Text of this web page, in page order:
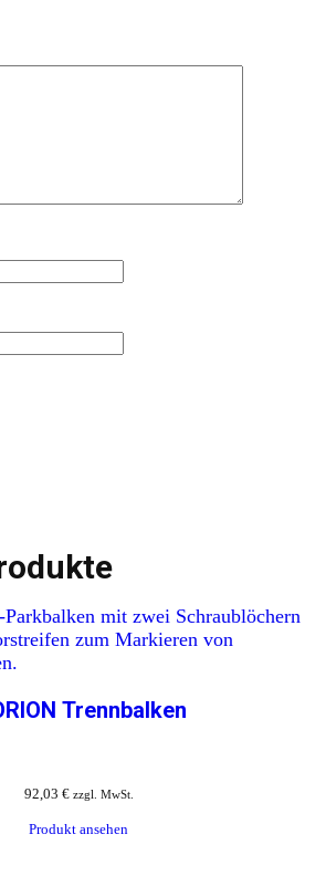
Trennbalken
92,03 € zzgl. MwSt.
Produkt ansehen